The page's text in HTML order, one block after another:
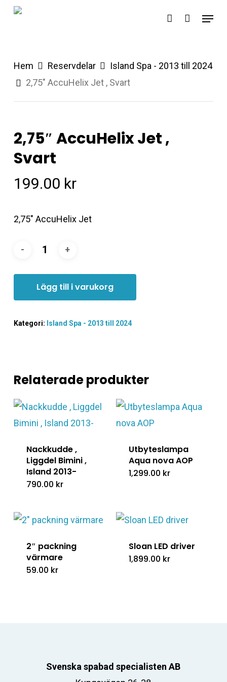
Skip
account
Menu
Hem Reservdelar
Island Spa - 2013 till 2024
2,75″ AccuHelix Jet , Svart
2,75″ AccuHelix Jet ,
Svart
199.00 kr
2,75″ AccuHelix Jet
Lägg till i varukorg
Kategori: Island Spa - 2013 till 2024
Relaterade produkter
Nackkudde ,
Liggdel Bimini ,
Island 2013-
790.00 kr
Utbyteslampa
Aqua nova AOP
1,299.00 kr
2″ packning
värmare
59.00 kr
Sloan LED driver
1,899.00 kr
Svenska spabad specialisten AB